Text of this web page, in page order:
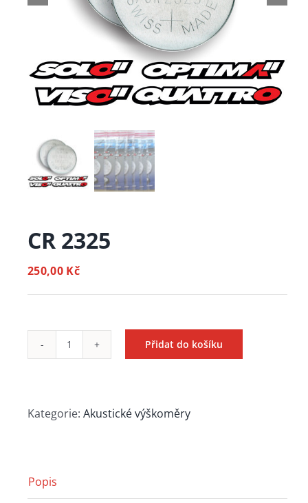
CR 2325
250,00 Kč
CR
Přidat do košíku
Kategorie: Akustické výškoměry
Popis